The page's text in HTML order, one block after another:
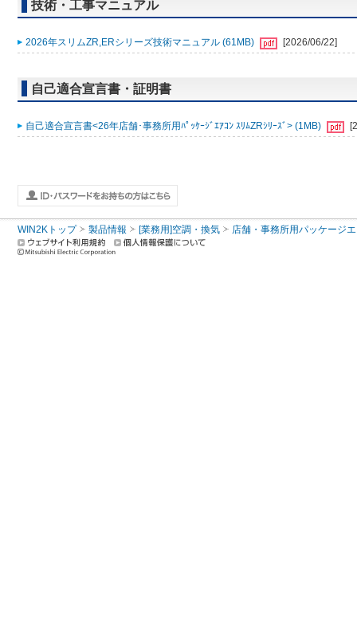
技術・工事マニュアル
2026年スリムZR,ERシリーズ技術マニュアル (61MB) [2026/06/22]
自己適合宣言書・証明書
自己適合宣言書<26年店舗･事務所用ﾊﾟｯｹｰｼﾞｴｱｺﾝ ｽﾘﾑZRｼﾘｰｽﾞ> (1MB)
WIN2Kトップ 製品情報 [業務用]空調・換気 店舗・事務所用パッケージ